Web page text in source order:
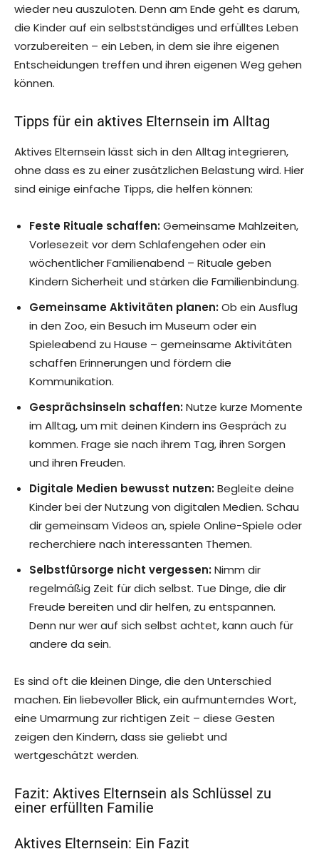
wieder neu auszuloten. Denn am Ende geht es darum,
die Kinder auf ein selbstständiges und erfülltes Leben
vorzubereiten – ein Leben, in dem sie ihre eigenen
Entscheidungen treffen und ihren eigenen Weg gehen
können.
Tipps für ein aktives Elternsein im Alltag
Aktives Elternsein lässt sich in den Alltag integrieren,
ohne dass es zu einer zusätzlichen Belastung wird. Hier
sind einige einfache Tipps, die helfen können:
Feste Rituale schaffen:Gemeinsame Mahlzeiten,
Vorlesezeit vor dem Schlafengehen oder ein
wöchentlicher Familienabend – Rituale geben
Kindern Sicherheit und stärken die Familienbindung.
Gemeinsame Aktivitäten planen:Ob ein Ausflug
in den Zoo, ein Besuch im Museum oder ein
Spieleabend zu Hause – gemeinsame Aktivitäten
schaffen Erinnerungen und fördern die
Kommunikation.
Gesprächsinseln schaffen:Nutze kurze Momente
im Alltag, um mit deinen Kindern ins Gespräch zu
kommen. Frage sie nach ihrem Tag, ihren Sorgen
und ihren Freuden.
Digitale Medien bewusst nutzen:Begleite deine
Kinder bei der Nutzung von digitalen Medien. Schau
dir gemeinsam Videos an, spiele Online-Spiele oder
recherchiere nach interessanten Themen.
Selbstfürsorge nicht vergessen:Nimm dir
regelmäßig Zeit für dich selbst. Tue Dinge, die dir
Freude bereiten und dir helfen, zu entspannen.
Denn nur wer auf sich selbst achtet, kann auch für
andere da sein.
Es sind oft die kleinen Dinge, die den Unterschied
machen. Ein liebevoller Blick, ein aufmunterndes Wort,
eine Umarmung zur richtigen Zeit – diese Gesten
zeigen den Kindern, dass sie geliebt und
wertgeschätzt werden.
Fazit: Aktives Elternsein als Schlüssel zu
einer erfüllten Familie
Aktives Elternsein: Ein Fazit